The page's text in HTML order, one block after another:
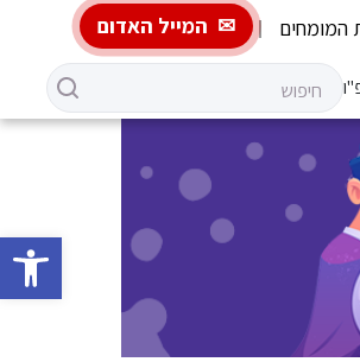
פתח
המומחים המייל האדום